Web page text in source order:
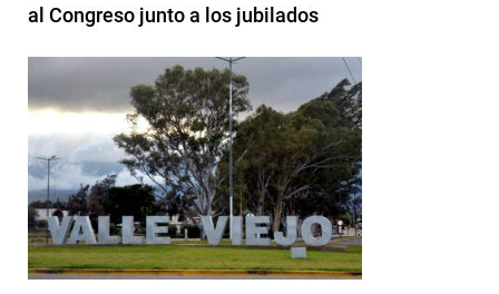
al Congreso junto a los jubilados